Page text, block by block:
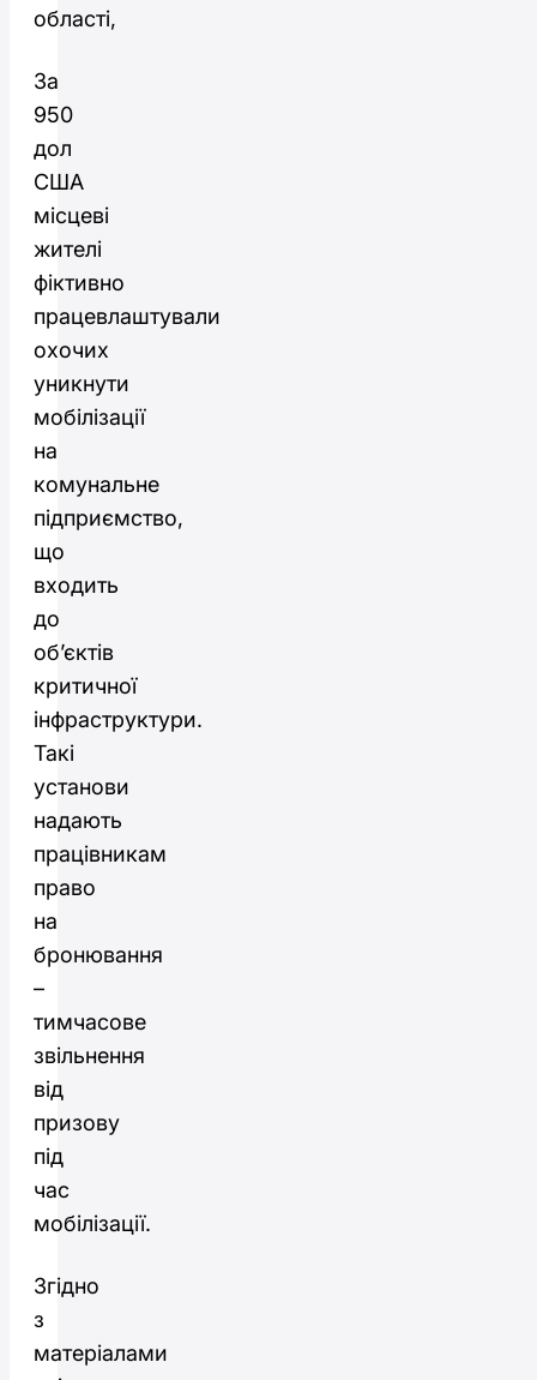
області,
За
950
дол
США
місцеві
жителі
фіктивно
працевлаштували
охочих
уникнути
мобілізації
на
комунальне
підприємство,
що
входить
до
об’єктів
критичної
інфраструктури.
Такі
установи
надають
працівникам
право
на
бронювання
–
тимчасове
звільнення
від
призову
під
час
мобілізації.
Згідно
з
матеріалами